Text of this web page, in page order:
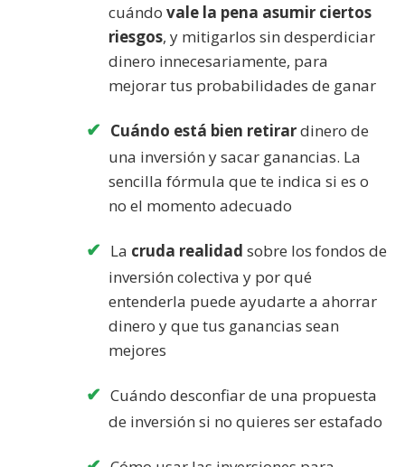
cuándo vale la pena asumir ciertos
riesgos, y mitigarlos sin desperdiciar
dinero innecesariamente, para
mejorar tus probabilidades de ganar
Cuándo está bien retirardinero de
una inversión y sacar ganancias. La
sencilla fórmula que te indica si es o
no el momento adecuado
La cruda realidad sobre los fondos de
inversión colectiva y por qué
entenderla puede ayudarte a ahorrar
dinero y que tus ganancias sean
mejores
Cuándo desconfiar de una propuesta
de inversión si no quieres ser estafado